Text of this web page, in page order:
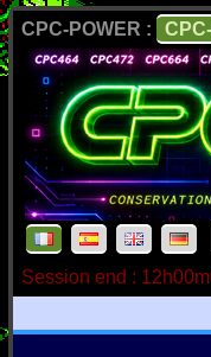
CPC-POWER :
Session end :